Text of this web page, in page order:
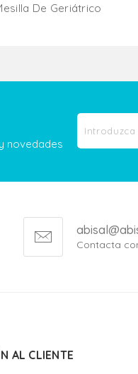
De Geriátrico
novedades
Contacta
AL CLIENTE